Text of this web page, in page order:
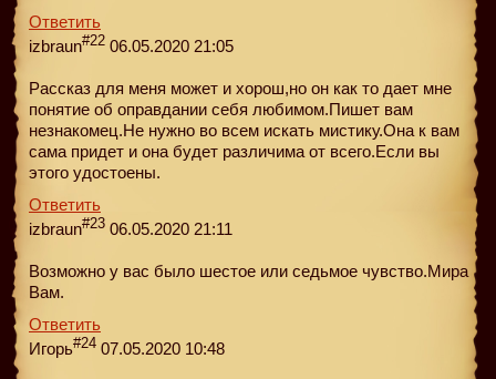
Ответить
izbraun#22 06.05.2020 21:05
Рассказ для меня может и хорош,но он как то дает мне
понятие об оправдании себя любимом.Пишет вам
незнакомец.Не нужно во всем искать мистику.Она к вам
сама придет и она будет различима от всего.Если вы
этого удостоены.
Ответить
izbraun#23 06.05.2020 21:11
Возможно у вас было шестое или седьмое чувство.Мира
Вам.
Ответить
Игорь#24 07.05.2020 10:48